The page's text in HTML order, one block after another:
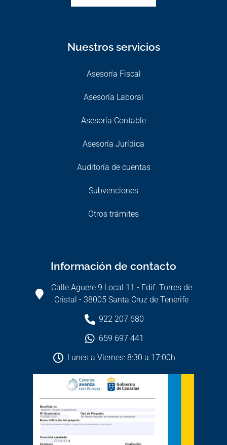
Nuestros servicios
Asesoría Fiscal
Asesoría Laboral
Asesoría Contable
Asesoría Jurídica
Auditoría de cuentas
Subvenciones
Otros trámites
Información de contacto
Calle Aguere 9 Local 11 - Edif. Torres de
Cristal - 38005 Santa Cruz de Tenerife
922 207 680
659 697 441
Lunes a Viernes: 8:30 a 17:00h